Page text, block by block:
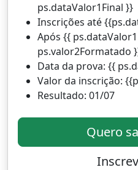
ps.dataValor1Final }}
Inscrições até
Após {{
ps.valor2Formatado
Data da prova: {{
Valor da inscrição:
Resultado: 01/07
Quero